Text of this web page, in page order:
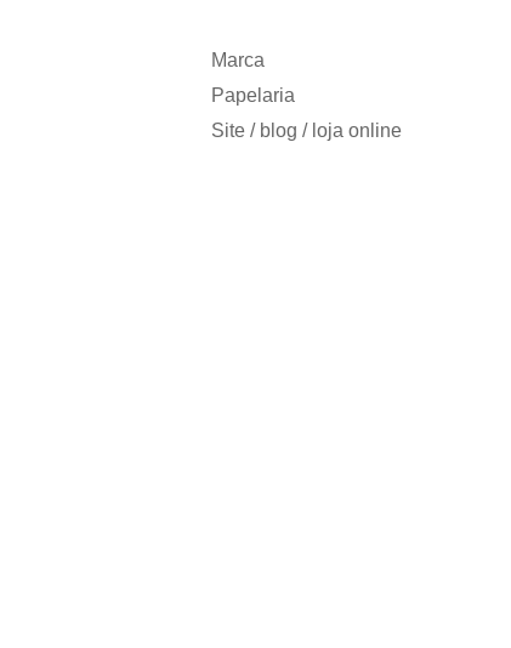
Marca
Papelaria
Site / blog / loja online